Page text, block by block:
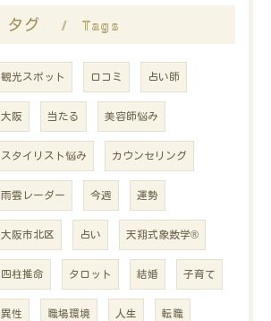
タグ Tags
観光スポット 口コミ 占い師
大阪 当たる 美容師悩み
スタイリスト悩み カウンセリング
雨雲レーダー 今週 運勢
大阪市北区 占い 天翔式象数学®
四柱推命 タロット 結婚 子育て
異性 職場環境 人生 転職